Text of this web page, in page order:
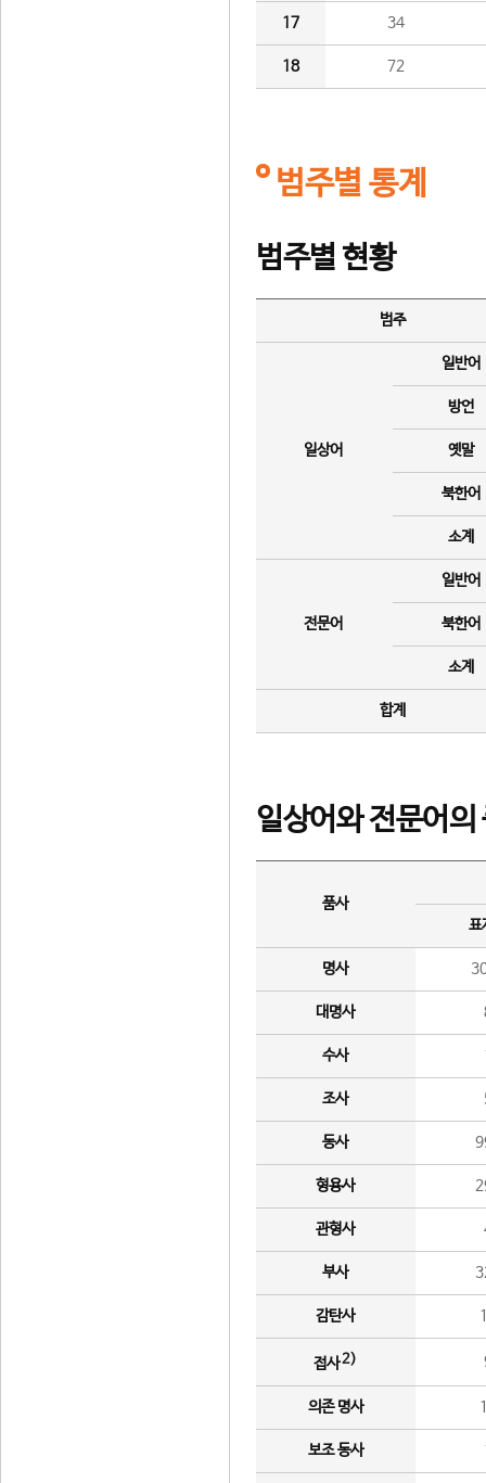
17 34
18 72
범주별 통계
범주별 현황
범주
일상어
일반어
방언
옛말
북한어
소계
전문어
일반어
북한어
소계
합계
일상어와 전문어의
품사
표
명사
대명사
수사
조사
동사
형용사
관형사
부사
감탄사
접사2)
의존 명사
보조 동사